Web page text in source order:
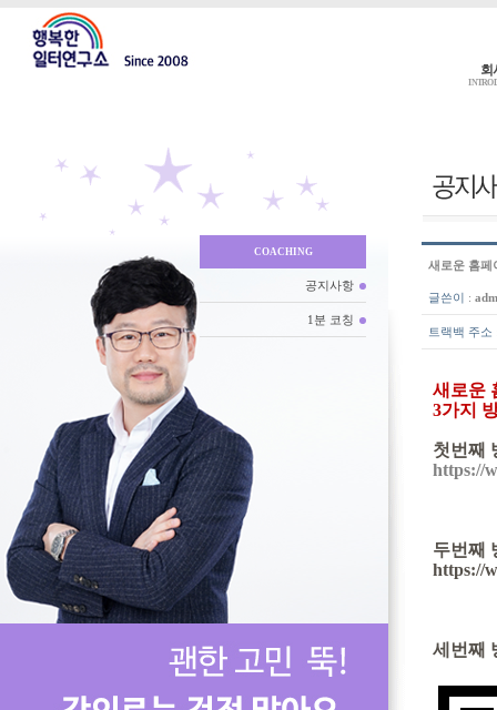
회
COACHING
공지사항
1분 코칭
새로운 홈페
글쓴이 :
트랙백 주소
새로운
3가지
첫번째
https://
두번째
https://
세번째